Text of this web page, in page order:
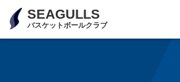
SEAGULLS
バスケットボールクラブ